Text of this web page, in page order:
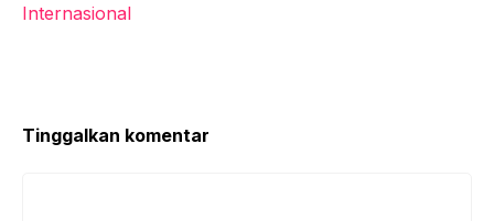
Internasional
Tinggalkan komentar